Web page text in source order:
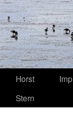
Horst
Stern